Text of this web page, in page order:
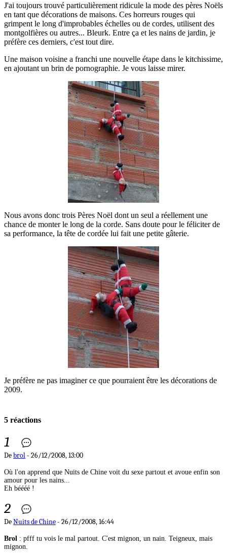
J'ai toujours trouvé particulièrement ridicule la mode des pères Noëls
en tant que décorations de maisons. Ces horreurs rouges qui
grimpent le long d'improbables échelles ou de cordes, utilisent des
montgolfières ou autres... Bleurk. Entre ça et les nains de jardin, je
préfère ces derniers, c'est tout dire.
Une maison voisine a franchi une nouvelle étape dans le kitchissime,
en ajoutant un brin de pornographie. Je vous laisse mirer.
Nous avons donc trois Pères Noël dont un seul a réellement une
chance de monter le long de la corde. Sans doute pour le féliciter de
sa performance, la tête de cordée lui fait une petite gâterie.
Je préfère ne pas imaginer ce que pourraient être les décorations de
2009.
5 réactions
1
Debrol- 26/12/2008, 13:00
Où l'on apprend que Nuits de Chine voit du sexe partout et avoue enfin son
amour pour les nains...
Eh béééé !
2
DeNuits de Chine- 26/12/2008, 16:44
Brol : pfff tu vois le mal partout. C'est mignon, un nain. Teigneux, mais
mignon.